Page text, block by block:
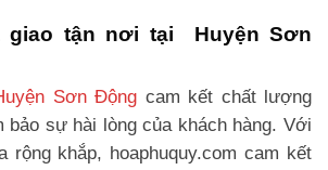
giao tận nơi tại Huyện Sơn
Sơn Động cam kết chất lượng
bảo sự hài lòng của khách hàng. Với
rộng khắp, hoaphuquy.com cam kết